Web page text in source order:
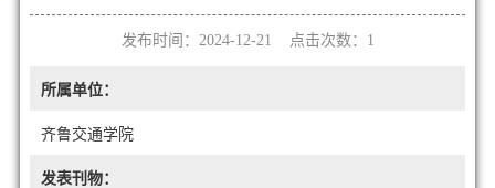
发布时间：2024-12-21 点击次数： 1
所属单位：
齐鲁交通学院
发表刊物：